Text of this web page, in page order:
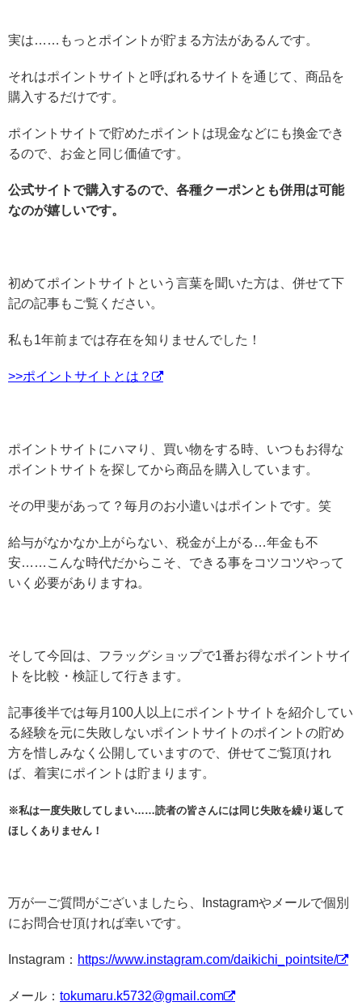
実は……もっとポイントが貯まる方法があるんです。
それはポイントサイトと呼ばれるサイトを通じて、商品を
購入するだけです。
ポイントサイトで貯めたポイントは現金などにも換金でき
るので、お金と同じ価値です。
公式サイトで購入するので、各種クーポンとも併用は可能
なのが嬉しいです。
初めてポイントサイトという言葉を聞いた方は、併せて下
記の記事もご覧ください。
私も1年前までは存在を知りませんでした！
>>ポイントサイトとは？
ポイントサイトにハマり、買い物をする時、いつもお得な
ポイントサイトを探してから商品を購入しています。
その甲斐があって？毎月のお小遣いはポイントです。笑
給与がなかなか上がらない、税金が上がる…年金も不
安……こんな時代だからこそ、できる事をコツコツやって
いく必要がありますね。
そして今回は、フラッグショップで1番お得なポイントサイ
トを比較・検証して行きます。
記事後半では毎月100人以上にポイントサイトを紹介してい
る経験を元に失敗しないポイントサイトのポイントの貯め
方を惜しみなく公開していますので、併せてご覧頂けれ
ば、着実にポイントは貯まります。
※私は一度失敗してしまい……読者の皆さんには同じ失敗を繰り返して
ほしくありません！
万が一ご質問がございましたら、Instagramやメールで個別
にお問合せ頂ければ幸いです。
Instagram： https://www.instagram.com/daikichi_pointsite/
メール： tokumaru.k5732@gmail.com